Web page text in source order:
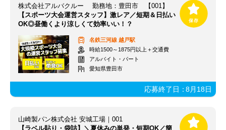
株式会社アルバクルー 勤務地：豊田市 【001】
【スポーツ大会運営スタッフ】激レア／短期＆日払い
OK◎昼働くより涼しくて効率いい！？
名鉄三河線 越戸駅
時給1500～1875円以上＋交通費
アルバイト・パート
愛知県豊田市
応募終了日：8月18日
山崎製パン株式会社 安城工場｜001
【ラベル貼り・袋詰】＼夏休みの単発・短期OK／簡